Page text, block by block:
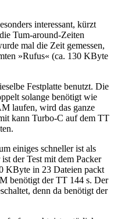
interessant, kürzt
Tum-around-Zeiten
mal die Zeit gemessen,
»Rufus« (ca. 130 KByte
Festplatte benutzt. Die
solange benötigt wie
laufen, wird das ganze
kann Turbo-C auf dem TT
einiges schneller ist als
der Test mit dem Packer
KByte in 23 Dateien packt
benötigt der TT 144 s. Der
denn da benötigt der